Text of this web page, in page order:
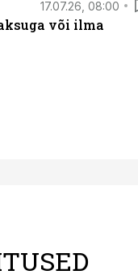
17.07.26, 08:00
või ilma